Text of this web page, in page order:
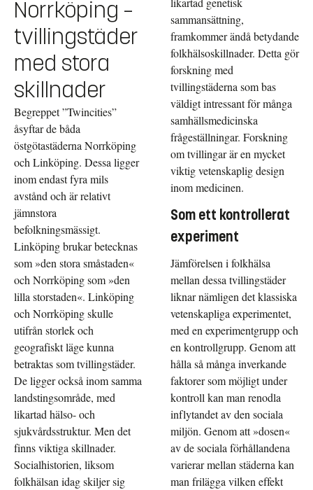
Norrköping –
tvillingstäder
med stora
skillnader
Begreppet ”Twincities”
åsyftar de båda
östgötastäderna Norrköping
och Linköping. Dessa ligger
inom endast fyra mils
avstånd och är relativt
jämnstora
befolkningsmässigt.
Linköping brukar betecknas
som »den stora småstaden«
och Norrköping som »den
lilla storstaden«. Linköping
och Norrköping skulle
utifrån storlek och
geografiskt läge kunna
betraktas som tvillingstäder.
De ligger också inom samma
landstingsområde, med
likartad hälso- och
sjukvårdsstruktur. Men det
finns viktiga skillnader.
Socialhistorien, liksom
folkhälsan idag skiljer sig
sammansättning,
framkommer ändå betydande
folkhälsoskillnader. Detta gör
forskning med
tvillingstäderna som bas
väldigt intressant för många
samhällsmedicinska
frågeställningar. Forskning
om tvillingar är en mycket
viktig vetenskaplig design
inom medicinen.
Som ett kontrollerat
experiment
Jämförelsen i folkhälsa
mellan dessa tvillingstäder
liknar nämligen det klassiska
vetenskapliga experimentet,
med en experimentgrupp och
en kontrollgrupp. Genom att
hålla så många inverkande
faktorer som möjligt under
kontroll kan man renodla
inflytandet av den sociala
miljön. Genom att »dosen«
av de sociala förhållandena
varierar mellan städerna kan
man frilägga vilken effekt